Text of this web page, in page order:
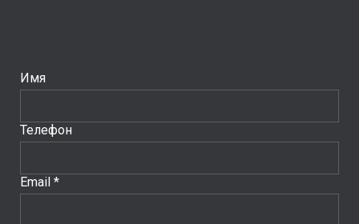
Имя
Телефон
Email *